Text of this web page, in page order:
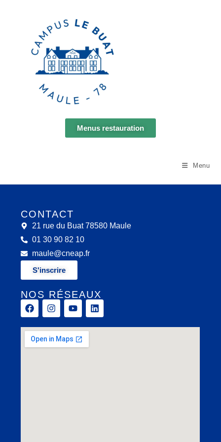
Menus restauration
Menu
CONTACT
21 rue du Buat 78580 Maule
01 30 90 82 10
maule@cneap.fr
S'inscrire
NOS RÉSEAUX